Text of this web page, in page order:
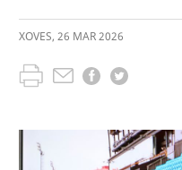
XOVES, 26 MAR2026